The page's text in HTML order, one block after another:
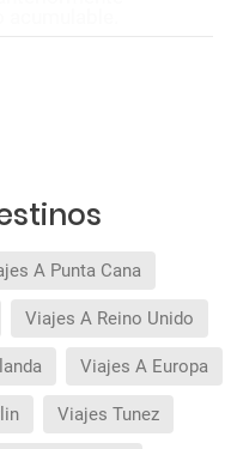
A Punta Cana
Viajes A Reino Unido
Viajes A Europa
Viajes Tunez